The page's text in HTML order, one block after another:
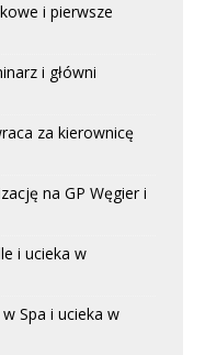
i pierwsze
i główni
za kierownicę
na GP Węgier i
i ucieka w
Spa i ucieka w